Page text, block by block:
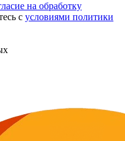
на обработку
с условиями политики